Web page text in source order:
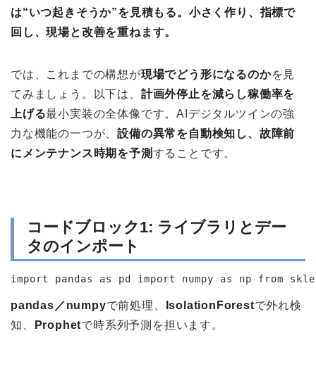
は“いつ起きそうか”を見積もる。小さく作り、指標で
回し、現場と改善を重ねます。
では、これまでの構想が現場でどう形になるのかを見
てみましょう。以下は、 計画外停止を減らし稼働率を
上げる最小実装の全体像です。AIデジタルツインの強
力な機能の一つが、設備の異常を自動検知し、故障前
にメンテナンス時期を予測 することです。
コードブロック1: ライブラリとデー
タのインポート
import pandas as pd import numpy as np from
pandas／numpyで前処理、 IsolationForestで外れ検
知、
Prophetで時系列予測を担います。